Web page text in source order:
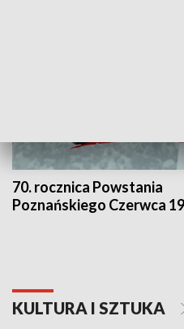
70. rocznica Powstania
Poznańskiego Czerwca
KULTURA I SZTUKA